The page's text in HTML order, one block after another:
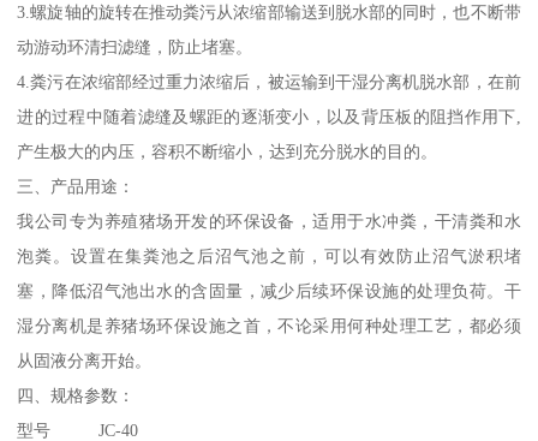
3.螺旋轴的旋转在推动粪污从浓缩部输送到脱水部的同时，也不断带
动游动环清扫滤缝，防止堵塞。
4.粪污在浓缩部经过重力浓缩后，被运输到干湿分离机脱水部，在前
进的过程中随着滤缝及螺距的逐渐变小，以及背压板的阻挡作用下,
产生极大的内压，容积不断缩小，达到充分脱水的目的。
三、产品用途：
我公司专为养殖猪场开发的环保设备，适用于水冲粪，干清粪和水
泡粪。设置在集粪池之后沼气池之前，可以有效防止沼气淤积堵
塞，降低沼气池出水的含固量，减少后续环保设施的处理负荷。干
湿分离机是养猪场环保设施之首，不论采用何种处理工艺，都必须
从固液分离开始。
四、规格参数：
型号 JC-40